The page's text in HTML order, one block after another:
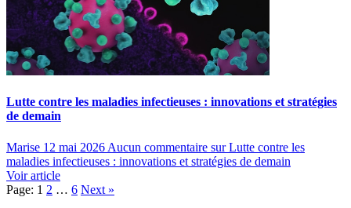
Lutte contre les maladies infectieuses : innovations et stratégies
de demain
Marise 12 mai 2026 Aucun commentaire sur Lutte contre les
maladies infectieuses : innovations et stratégies de demain
Voir article
Page: 1 2 … 6 Next »